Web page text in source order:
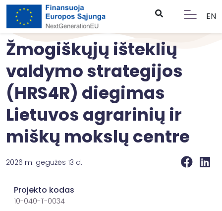
EN
Žmogiškųjų išteklių
valdymo strategijos
(HRS4R) diegimas
Lietuvos agrarinių ir
miškų mokslų centre
2026 m. gegužės 13 d.
Projekto kodas
10-040-T-0034